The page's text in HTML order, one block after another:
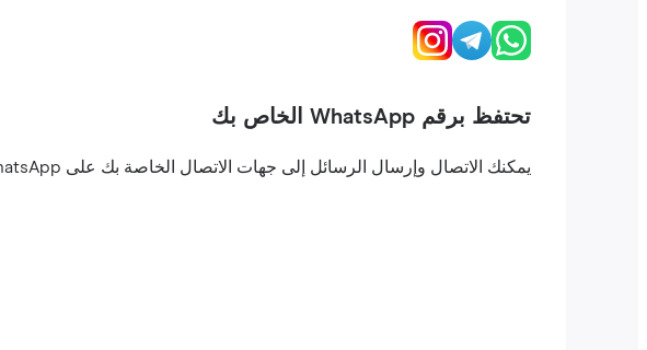
تحتفظ برقم WhatsApp الخاص بك
يمكنك الاتصال وإرسال الرسائل إلى جهات الاتصال الخاصة بك على WhatsApp كما لو كنت في بلدك. لا تفقد الاتصال بالعائلة والأصدقاء.